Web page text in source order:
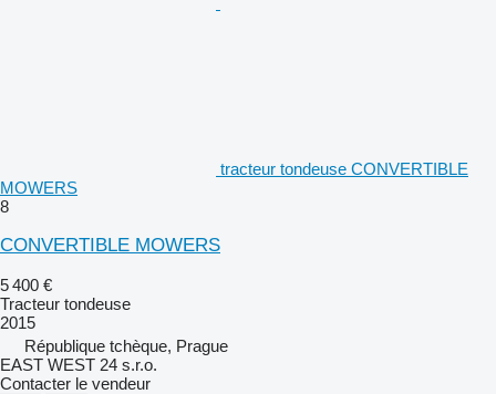
tracteur tondeuse CONVERTIBLE
MOWERS
8
CONVERTIBLE MOWERS
5 400 €
Tracteur tondeuse
2015
République tchèque, Prague
EAST WEST 24 s.r.o.
Contacter le vendeur